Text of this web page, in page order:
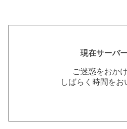
現在サーバ
ご迷惑をおか
しばらく時間を